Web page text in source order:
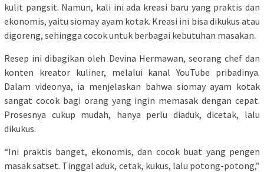
kulit pangsit. Namun, kali ini ada kreasi baru yang praktis dan
ekonomis, yaitu siomay ayam kotak. Kreasi ini bisa dikukus atau
digoreng, sehingga cocok untuk berbagai kebutuhan masakan.
Resep ini dibagikan oleh Devina Hermawan, seorang chef dan
konten kreator kuliner, melalui kanal YouTube pribadinya.
Dalam videonya, ia menjelaskan bahwa siomay ayam kotak
sangat cocok bagi orang yang ingin memasak dengan cepat.
Prosesnya cukup mudah, hanya perlu diaduk, dicetak, lalu
dikukus.
“Ini praktis banget, ekonomis, dan cocok buat yang pengen
masak satset. Tinggal aduk, cetak, kukus, lalu potong-potong,”